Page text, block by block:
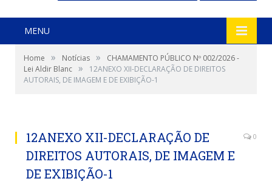
MENU
Home » Notícias »
CHAMAMENTO PÚBLICO Nº 002/2026 -
Lei Aldir Blanc »
12ANEXO XII-DECLARAÇÃO DE DIREITOS
AUTORAIS, DE IMAGEM E DE EXIBIÇÃO-1
12ANEXO XII-DECLARAÇÃO DE
DIREITOS AUTORAIS, DE IMAGEM E
DE EXIBIÇÃO-1
0